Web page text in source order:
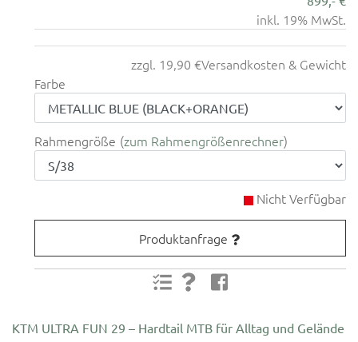
inkl. 19% MwSt.
zzgl. 19,90 €Versandkosten & Gewicht
Farbe
Rahmengröße zum Rahmengrößenrechner
Nicht Verfügbar
Produktanfrage
KTM ULTRA FUN 29 – Hardtail MTB für Alltag und Gelände